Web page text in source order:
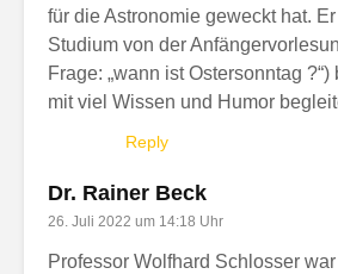
für die Astronomie geweckt hat.
Studium von der
Frage: „wann ist Ostersonntag
mit viel Wissen und Humor
Reply
Dr. Rainer Beck
26. Juli 2022 um 14:18 Uhr
Professor Wolfhard Schlosser